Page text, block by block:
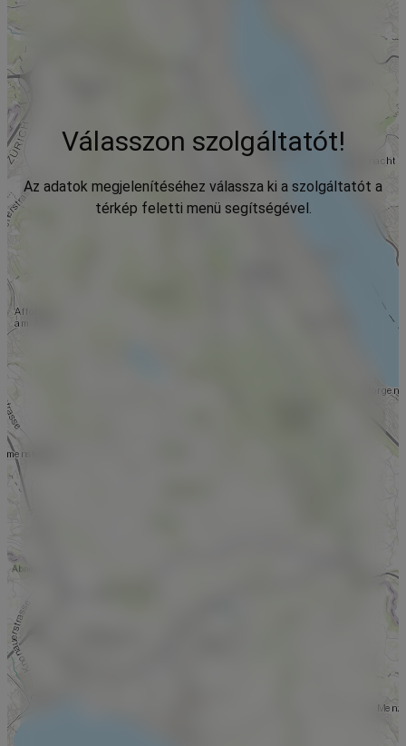
Válasszon szolgáltatót!
Az adatok megjelenítéséhez válassza ki a szolgáltatót a
térkép feletti menü segítségével.